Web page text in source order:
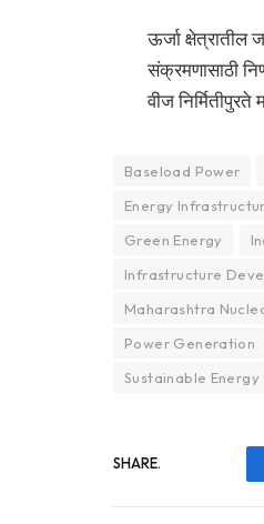
ऊर्जा क्षेत्रातील
संक्रमणासाठी
वीज
Baseload Power
Energy
Green Energy
Infrastructure
Maharashtra
Power Generation
Sustainable Energy
SHARE.